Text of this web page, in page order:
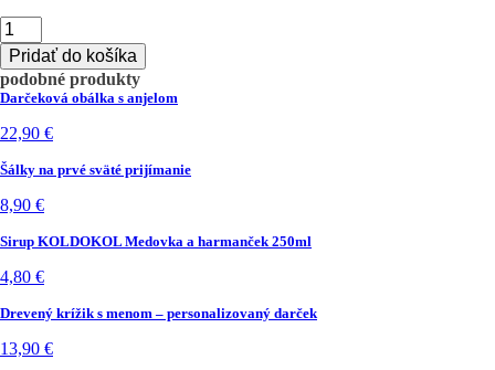
množstvo
Anjelik
so
snežítkom
Pridať do košíka
podobné produkty
Darčeková obálka s anjelom
22,90 €
Šálky na prvé sväté prijímanie
8,90 €
Sirup KOLDOKOL Medovka a harmanček 250ml
4,80 €
Drevený krížik s menom – personalizovaný darček
13,90 €